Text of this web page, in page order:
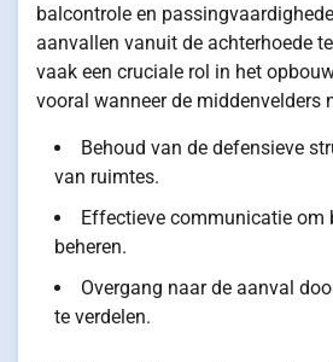
balcontrole en
aanvallen vanuit de achterhoede
vaak een cruciale rol in het
vooral wanneer de middenvelders
Behoud van de defensieve
van ruimtes.
Effectieve communicatie om
beheren.
Overgang naar de aanval
te verdelen.